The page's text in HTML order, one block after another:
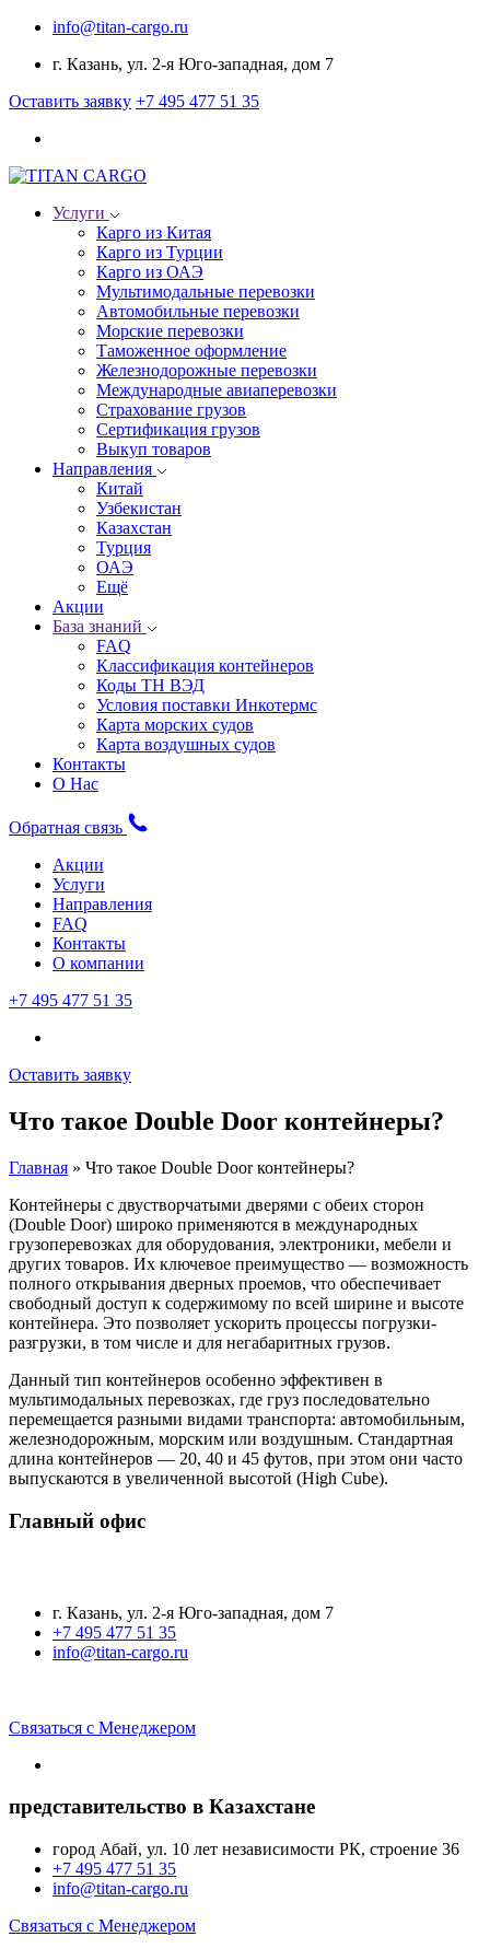
info@titan-cargo.ru
г. Казань, ул. 2-я Юго-западная, дом 7
Оставить заявку +7 495 477 51 35
Услуги
Карго из Китая
Карго из Турции
Карго из ОАЭ
Мультимодальные перевозки
Автомобильные перевозки
Морские перевозки
Таможенное оформление
Железнодорожные перевозки
Международные авиаперевозки
Страхование грузов
Сертификация грузов
Выкуп товаров
Направления
Китай
Узбекистан
Казахстан
Турция
ОАЭ
Ещё
Акции
База знаний
FAQ
Классификация контейнеров
Коды ТН ВЭД
Условия поставки Инкотермс
Карта морских судов
Карта воздушных судов
Контакты
О Нас
Обратная связь
Акции
Услуги
Направления
FAQ
Контакты
О компании
+7 495 477 51 35
Оставить заявку
Что такое Double Door контейнеры?
Главная » Что такое Double Door контейнеры?
Контейнеры с двустворчатыми дверями с обеих сторон
(Double Door) широко применяются в международных
грузоперевозках для оборудования, электроники, мебели и
других товаров. Их ключевое преимущество — возможность
полного открывания дверных проемов, что обеспечивает
свободный доступ к содержимому по всей ширине и высоте
контейнера. Это позволяет ускорить процессы погрузки-
разгрузки, в том числе и для негабаритных грузов.
Данный тип контейнеров особенно эффективен в
мультимодальных перевозках, где груз последовательно
перемещается разными видами транспорта: автомобильным,
железнодорожным, морским или воздушным. Стандартная
длина контейнеров — 20, 40 и 45 футов, при этом они часто
выпускаются в увеличенной высотой (High Cube).
Главный офис
г. Казань, ул. 2-я Юго-западная, дом 7
+7 495 477 51 35
info@titan-cargo.ru
Связаться с Менеджером
представительство в Казахстане
город Абай, ул. 10 лет независимости РК, строение 36
+7 495 477 51 35
info@titan-cargo.ru
Связаться с Менеджером